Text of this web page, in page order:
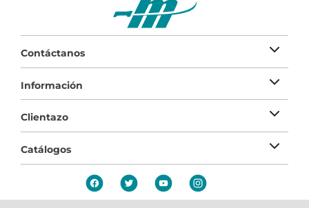
Contáctanos
Información
Clientazo
Catálogos